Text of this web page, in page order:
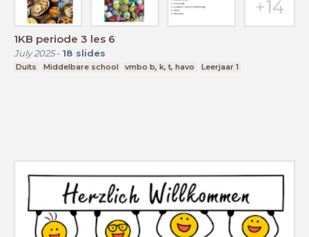
1KB periode 3 les 6
July 2025- 18 slides
Duits Middelbare school vmbo b, k, t, havo Leerjaar 1